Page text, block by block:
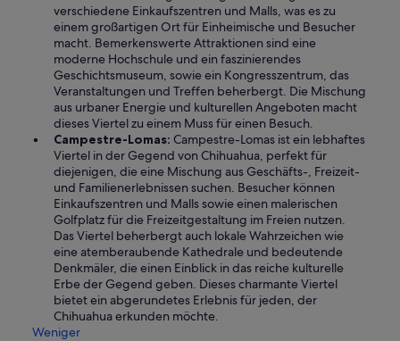
verschiedene Einkaufszentren und Malls, was es zu
einem großartigen Ort für Einheimische und Besucher
macht. Bemerkenswerte Attraktionen sind eine
moderne Hochschule und ein faszinierendes
Geschichtsmuseum, sowie ein Kongresszentrum, das
Veranstaltungen und Treffen beherbergt. Die Mischung
aus urbaner Energie und kulturellen Angeboten macht
dieses Viertel zu einem Muss für einen Besuch.
Campestre-Lomas: Campestre-Lomas ist ein lebhaftes
Viertel in der Gegend von Chihuahua, perfekt für
diejenigen, die eine Mischung aus Geschäfts-, Freizeit-
und Familienerlebnissen suchen. Besucher können
Einkaufszentren und Malls sowie einen malerischen
Golfplatz für die Freizeitgestaltung im Freien nutzen.
Das Viertel beherbergt auch lokale Wahrzeichen wie
eine atemberaubende Kathedrale und bedeutende
Denkmäler, die einen Einblick in das reiche kulturelle
Erbe der Gegend geben. Dieses charmante Viertel
bietet ein abgerundetes Erlebnis für jeden, der
Chihuahua erkunden möchte.
Weniger